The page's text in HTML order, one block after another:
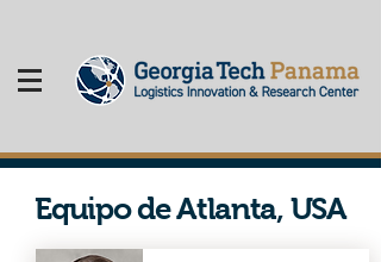
Equipo de Atlanta, USA